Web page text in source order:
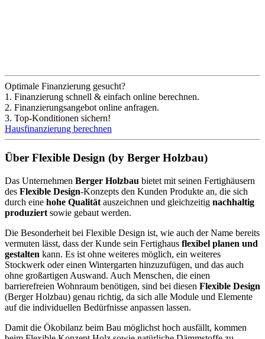
Optimale Finanzierung gesucht?
1. Finanzierung schnell & einfach online berechnen.
2. Finanzierungsangebot online anfragen.
3. Top-Konditionen sichern!
Hausfinanzierung berechnen
Über Flexible Design (by Berger Holzbau)
Das Unternehmen Berger Holzbau bietet mit seinen Fertighäusern
des Flexible Design-Konzepts den Kunden Produkte an, die sich
durch eine hohe Qualität auszeichnen und gleichzeitig nachhaltig
produziert sowie gebaut werden.
Die Besonderheit bei Flexible Design ist, wie auch der Name bereits
vermuten lässt, dass der Kunde sein Fertighaus flexibel planen und
gestalten kann. Es ist ohne weiteres möglich, ein weiteres
Stockwerk oder einen Wintergarten hinzuzufügen, und das auch
ohne großartigen Auswand. Auch Menschen, die einen
barrierefreien Wohnraum benötigen, sind bei diesen Flexible Design
(Berger Holzbau) genau richtig, da sich alle Module und Elemente
auf die individuellen Bedürfnisse anpassen lassen.
Damit die Ökobilanz beim Bau möglichst hoch ausfällt, kommen